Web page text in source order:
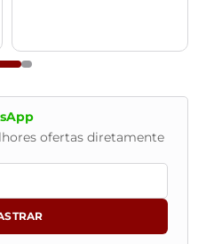
apartamentos, casas ou
serão de
e certifique-se de que
portas, escadas
futuros desagrados ou
produto.
ofertas diretamente